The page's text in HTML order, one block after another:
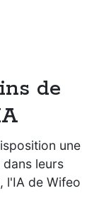
de
une
leurs
l'IA de Wifeo